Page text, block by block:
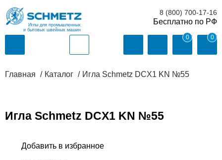
Иглы для промышленных
и бытовых швейных машин
8 (800) 700-17-16
0 0
Главная Каталог Игла Schmetz DCX1 KN №55
Игла Schmetz DCX1 KN №55